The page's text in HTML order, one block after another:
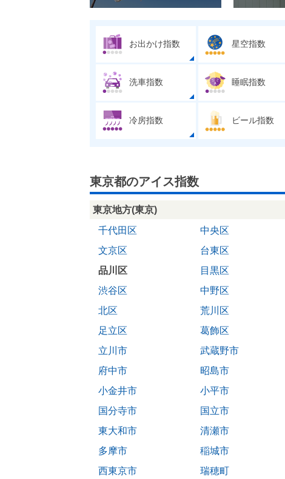
お出かけ指数 星空指数
洗車指数 睡眠指数
冷房指数 ビール指数
東京都のアイス指数
東京地方(東京)
千代田区
中央区
文京区
台東区
品川区
目黒区
渋谷区
中野区
北区
荒川区
足立区
葛飾区
立川市
武蔵野市
府中市
昭島市
小金井市
小平市
国分寺市
国立市
東大和市
清瀬市
多摩市
稲城市
西東京市
瑞穂町